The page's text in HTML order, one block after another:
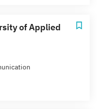
of Applied